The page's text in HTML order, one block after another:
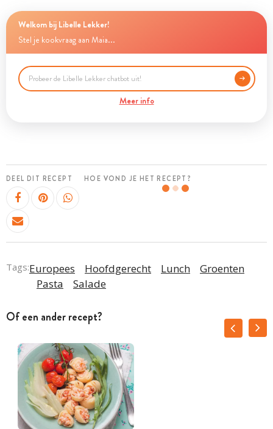
Welkom bij Libelle Lekker!
Stel je kookvraag aan Maia...
Meer info
DEEL DIT RECEPT HOE VOND JE HET RECEPT?
Tags:Europees Hoofdgerecht Lunch
Groenten
Pasta
Salade
Of een ander recept?